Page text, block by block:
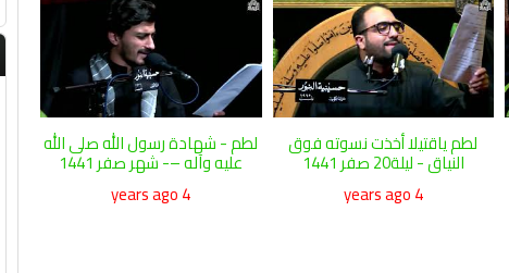
لطم ياقتيلا أخذت نسوته فوق
النياق - ليلة20 صفر 1441
4 years ago
لطم - شهادة رسول الله صلى الله
عليه وآله –- شهر صفر 1441
4 years ago